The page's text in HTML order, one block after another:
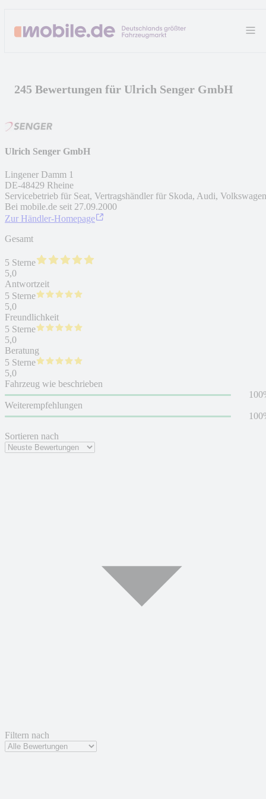
245 Bewertungen für Ulrich Senger GmbH
Sortieren nach
Filtern nach
Ulrich Senger GmbH
Lingener Damm 1
DE-48429 Rheine
Servicebetrieb für Seat, Vertragshändler für Skoda, Audi, Volkswagen
Bei mobile.de seit 27.09.2000
Zur Händler-Homepage
Gesamt
5 Sterne
5,0
Antwortzeit
5 Sterne
5,0
Freundlichkeit
5 Sterne
5,0
Beratung
5 Sterne
5,0
Fahrzeug wie beschrieben
Weiterempfehlungen